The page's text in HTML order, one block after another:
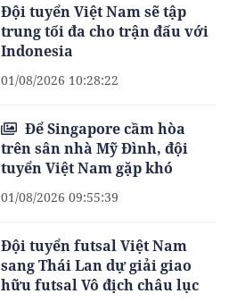
Đội tuyển Việt Nam sẽ tập
trung tối đa cho trận đấu với
Indonesia
01/08/2026 10:28:22
Để Singapore cầm hòa
trên sân nhà Mỹ Đình, đội
tuyển Việt Nam gặp khó
01/08/2026 09:55:39
Đội tuyển futsal Việt Nam
sang Thái Lan dự giải giao
hữu futsal Vô địch châu lục